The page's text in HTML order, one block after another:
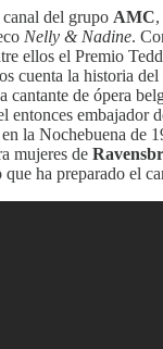
canal del grupo AMC
Nelly & Nadine.
ellos el Premio
cuenta la historia del
cantante de ópera
entonces embajador
la Nochebuena de
mujeres de
ha preparado el